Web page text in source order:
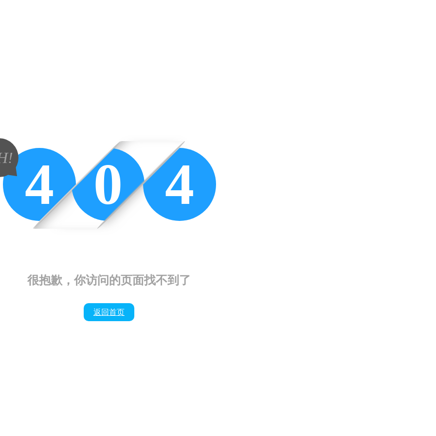
4 0 4
很抱歉，你访问的页面找不到了
返回首页